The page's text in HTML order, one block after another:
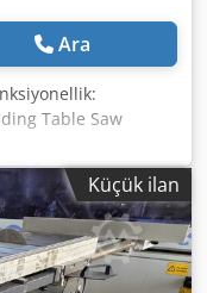
Ara
Table Saw
SI 150 • Sliding
300 mm •
Main saw motor: 4.0
lowering: manual
cutting height: 95
Küçük ilan